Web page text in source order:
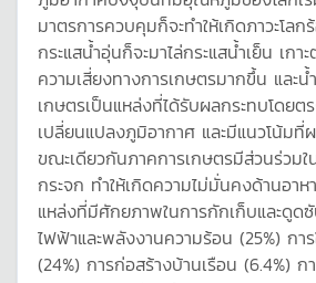
มาตรการควบคุมก็จะทำให้เกิดภาวะโล
กระแสน้ำอุ่นก็จะมาไล่กระแสน้ำเย็น เกา
ความเสี่ยงทางการเกษตรมากขึ้น และ
เกษตรเป็นแหล่งที่ได้รับผลกระทบโดยต
เปลี่ยนแปลงภูมิอากาศ และมีแนวโน้มที่
ขณะเดียวกันภาคการเกษตรมีส่วนร่วมใ
กระจก ทำให้เกิดความไม่มั่นคงด้านอาห
แหล่งที่มีศักยภาพในการกักเก็บและดูด
ไฟฟ้าและพลังงานความร้อน (25%) กา
(24%) การก่อสร้างบ้านเรือน (6.4%) ก